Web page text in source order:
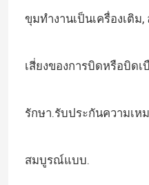
ขุมทํางานเป็นเครื่องเติ
เสี่ยงของการบิดหรือบิด
รักษา.รับประกันความเห
สมบูรณ์แบบ.